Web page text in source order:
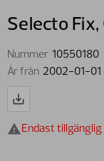
Selecto
Nummer 10550180
År från 2002-01-01
Endast